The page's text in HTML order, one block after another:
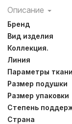
Описание
Cashmere Silk
подушек и
наполнителя
изделий –
цвета белого
Ручной процесс
этапе, что
определяет
рекомендуем
сухая чистка
Бренд
Вид изделия
Коллекция.
Линия
Параметры ткани
Размер подушки
Размер упаковки
Степень
Страна